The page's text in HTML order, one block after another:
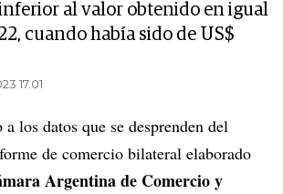
inferior al valor obtenido en igual
cuando había sido de US$
17.01
a los datos que se desprenden del
de comercio bilateral elaborado
Argentina de Comercio y